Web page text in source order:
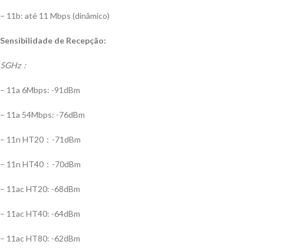
– 11b: até 11 Mbps (dinâmico)
Sensibilidade de Recepção:
5GHz：
– 11a 6Mbps: -91dBm
– 11a 54Mbps: -76dBm
– 11n HT20：-71dBm
– 11n HT40：-70dBm
– 11ac HT20: -68dBm
– 11ac HT40: -64dBm
– 11ac HT80: -62dBm